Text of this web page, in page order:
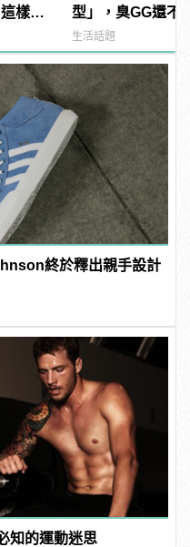
樣變
型」，臭GG還不
生活話題
終於釋出親手設計
知的運動迷思